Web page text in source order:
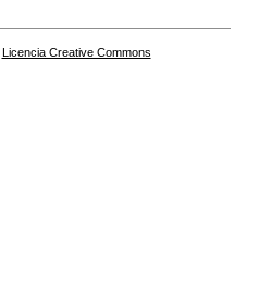
Licencia Creative Commons